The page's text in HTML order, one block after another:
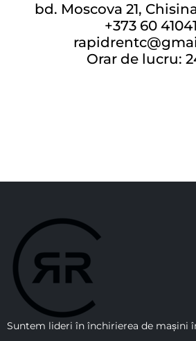
bd. Moscova 21,
+373 60
Orar de lucru:
Suntem lideri în închirierea de mașini